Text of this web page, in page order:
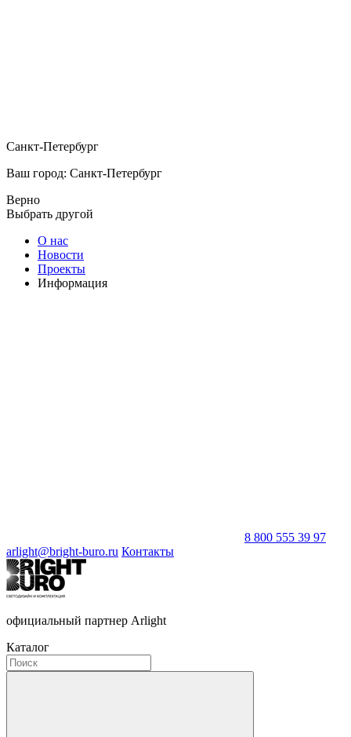
Санкт-Петербург
Ваш город: Санкт-Петербург
Верно
Выбрать другой
О нас
Новости
Проекты
Информация
8 800 555 39 97
arlight@bright-buro.ru Контакты
официальный партнер Arlight
Каталог